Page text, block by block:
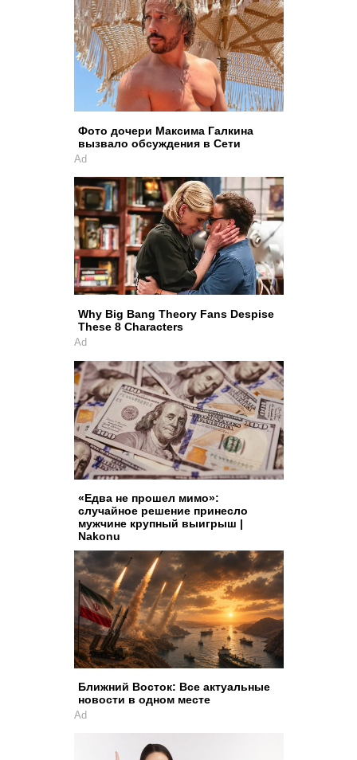
Фото дочери Максима Галкина
вызвало обсуждения в Сети
Ad
Why Big Bang Theory Fans Despise
These 8 Characters
Ad
«Едва не прошел мимо»:
случайное решение принесло
мужчине крупный выигрыш |
Nakonu
Ближний Восток: Все актуальные
новости в одном месте
Ad